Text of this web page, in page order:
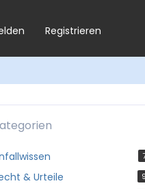
Registrieren
& Urteile